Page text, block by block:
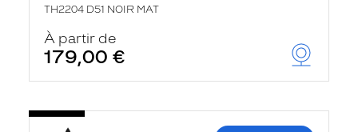
TH2204 D51 NOIR MAT
À partir de
179,00 €